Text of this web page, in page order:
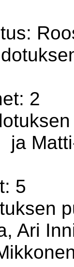
2
ja
5
Ari